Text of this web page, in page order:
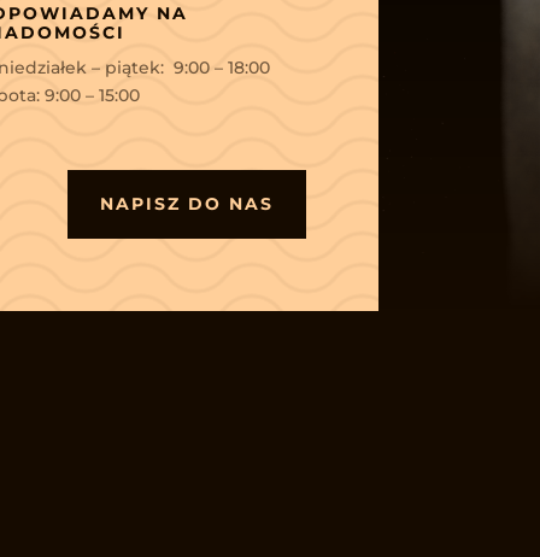
NA
– piątek: 9:00 – 18:00
9:00 – 15:00
NAPISZ DO NAS